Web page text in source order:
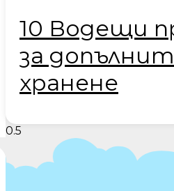
10 Водещи
за
хранене